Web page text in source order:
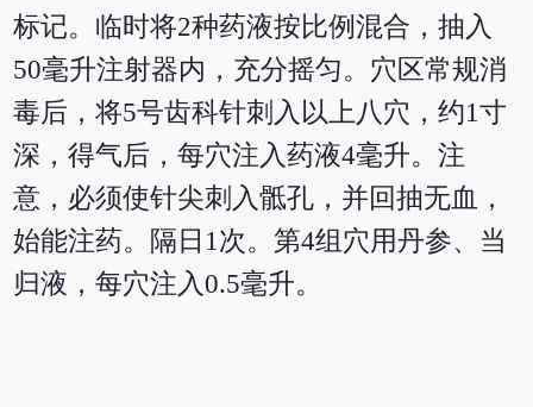
标记。临时将2种药液按比例混合，抽入
50毫升注射器内，充分摇匀。穴区常规消
毒后，将5号齿科针刺入以上八穴，约1寸
深，得气后，每穴注入药液4毫升。注
意，必须使针尖刺入骶孔，并回抽无血，
始能注药。隔日1次。第4组穴用丹参、当
归液，每穴注入0.5毫升。